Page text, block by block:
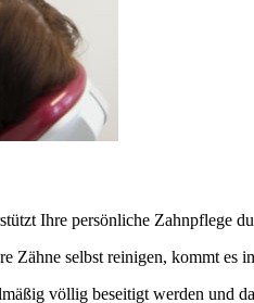
Ihre persönliche Zahnpflege
Zähne selbst reinigen, kommt
völlig beseitigt werden und